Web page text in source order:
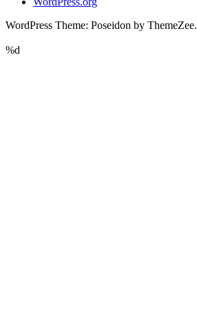
WordPress Theme: Poseidon by ThemeZee.
%d